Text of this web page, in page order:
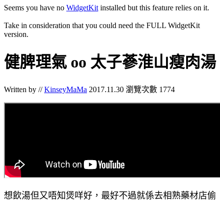
Seems you have no WidgetKit installed but this feature relies on it.
Take in consideration that you could need the FULL WidgetKit
version.
健脾理氣 oo 太子蔘淮山瘦肉湯
Written by //KinseyMaMa 2017.11.30 瀏覽次數 1774
想飲湯但又唔知煲咩好，最好不過就係去相熟藥材店偷